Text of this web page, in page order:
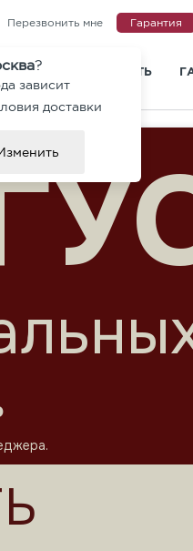
?
зависит
доставки
Перезвонить мне Гарантия
плитка и ступени
Гранит Премиум
блоки
ГДЕ КУПИТЬ